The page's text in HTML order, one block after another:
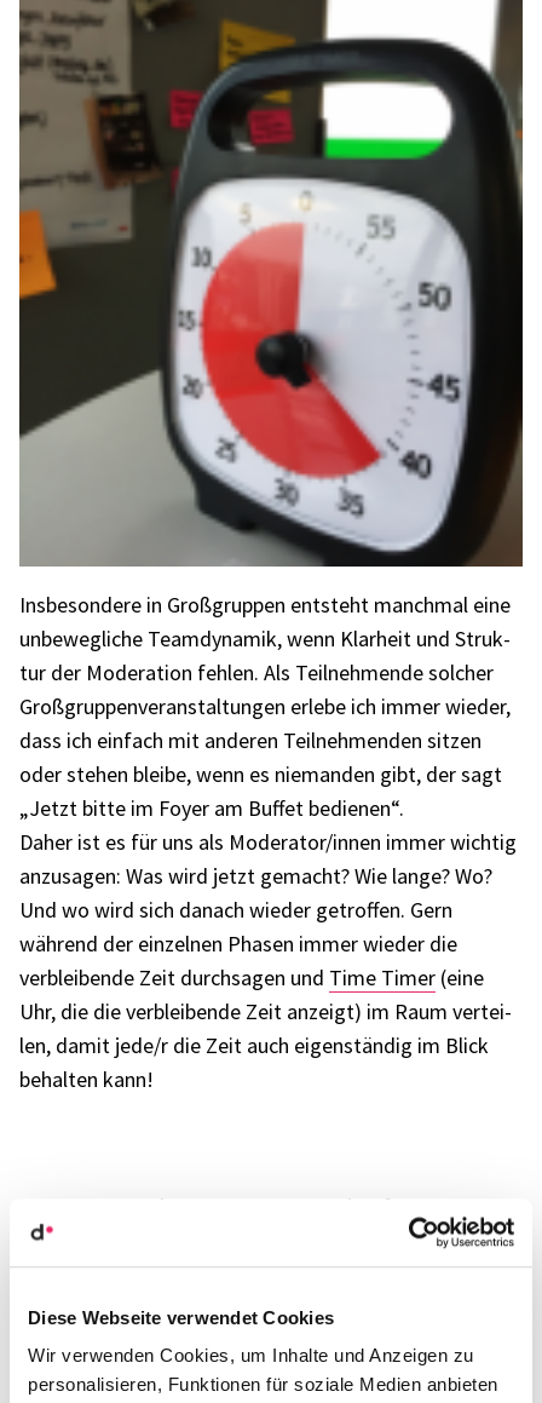
Diese Webseite verwendet Cookies
Wir verwenden Cookies, um Inhalte und Anzeigen zu
personalisieren, Funktionen für soziale Medien anbieten
Insbe­son­dere in Groß­grup­pen entsteht manch­mal eine
unbe­weg­li­che Team­dy­na­mik, wenn Klar­heit und Struk­
tur der Mode­ra­tion fehlen. Als Teil­neh­mende solcher
Groß­grup­pen­ver­an­stal­tun­gen erlebe ich immer wieder,
dass ich einfach mit ande­ren Teil­neh­men­den sitzen
oder stehen bleibe, wenn es nieman­den gibt, der sagt
„Jetzt bitte im Foyer am Buffet bedie­nen“.
Daher ist es für uns als Moderator/innen immer wich­tig
anzu­sa­gen: Was wird jetzt gemacht? Wie lange? Wo?
Und wo wird sich danach wieder getrof­fen. Gern
während der einzel­nen Phasen immer wieder die
verblei­bende Zeit durch­sa­gen und Time Timer (eine
Uhr, die die verblei­bende Zeit anzeigt) im Raum vertei­
len, damit jede/r die Zeit auch eigen­stän­dig im Blick
behal­ten kann!
Raum­auf­tei­lung und Arbeits­form.
Achten Sie insbe­son­dere bei großen Grup­pen auf eine
Platz gesorgt sein; Mate­rial und Aufga­ben­stel­lun­gen